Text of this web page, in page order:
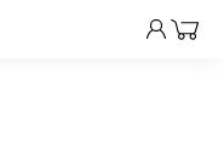
Mon